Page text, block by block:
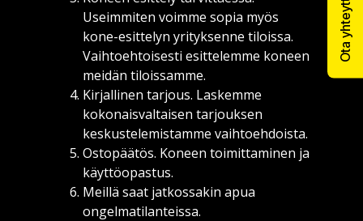
Ota yhteyttä
Useimmiten voimme sopia myös
kone-esittelyn yrityksenne tiloissa.
Vaihtoehtoisesti esittelemme koneen
meidän tiloissamme.
Kirjallinen tarjous. Laskemme
kokonaisvaltaisen tarjouksen
keskustelemistamme vaihtoehdoista.
Ostopäätös. Koneen toimittaminen ja
käyttöopastus.
Meillä saat jatkossakin apua
ongelmatilanteissa.